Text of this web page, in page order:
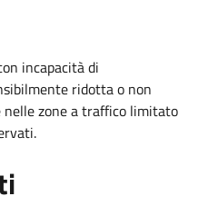
incapacità di
ridotta o non
nelle zone a traffico limitato